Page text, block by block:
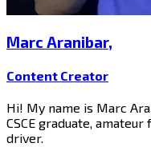
Marc Aranibar​​​​‌ ‍ ​‍​‍‌‍ ‌ ​‍‌‍‍‌‌‍‌ ‌‍‍‌‌‍ ‍​‍​‍​ ‍‍​‍​‍‌ ​ ‌‍​‌‌‍ ‍‌‍‍‌‌ ‌​‌ ‍‌​‍ ‍‌‍‍‌‌‍ ​‍​‍​‍ ​​‍​‍‌‍‍​‌ ​‍‌‍‌‌‌‍‌‍​‍​‍​ ‍‍​‍​‍​‍ ‌‍​‌‌‍‌​‌‍ ‌‌‍‍‌‌‍ ‍​‍ ‌‍‍‌‌‍ ‍‌ ‌​‌‍‌‌‌‍ ‍‌ ‌​​‍ ‌‍‌‌‌‍‌​‌‍‍‌‌ ‌​​‍ ‌‍ ‌‌‍ ‌‍‌​‌‍‌‌​ ‌‌ ​​‌ ​‍‌‍‌‌‌ ​ ‌‍‌‌‌‍ ‍‌ ‌​‌‍​‌‌ ‌​‌‍‍‌‌‍ ‌‍ ‍​ ‍ ‌‍‍‌‌‍‌​​ ‌‌‍‌​​ ‌ ​ ‍​​ ‌​‌‍​‌​ ​ ‌‍‌‍​ ​‍​‍ ‌‌‍​‌​ ‌‌‌‍​ ​ ​​​‍ ‌​ ‌​​ ​‌‌‍​‍​ ​‌​‍ ‌​ ‍‌​ ​​​ ‌‍‌‍​‍​‍ ‌‌‍​ ‌‍‌​‌‍​‍​ ‌‍‌‍​‍​ ‌ ​ ‌‌‌‍‌‍​ ‌ ‌‍​‌​ ​ ​ ‌ ​ ‍ ‌ ‌​‌ ‍‌‌ ​​‌‍‌‌​ ‌‌‍​‌‌ ‌‌‌ ‌​‌‍‍​‌‍ ‌ ​‍​ ‍ ‌ ​​‌‍​‌‌ ‌​‌‍‍​​ ‌‌‍ ‍‌‍​‌‌‍ ‌‌‍‌‌​ ‌‍​‍‌‍​‌‌ ​ ‌‍‌‌‌‌‌‌‌ ​‍‌‍ ​​ ‌​‍‌‌​ ​‍‌​‌‍‌‍​‌‌‍‌​‌‍ ‌‌‍‍‌‌‍ ‍​‍‌‍‌‍‍‌‌‍‌​​ ‌‌‍‌​​ ‌ ​ ‍​​ ‌​‌‍​‌​ ​ ‌‍‌‍​ ​‍​‍ ‌‌‍​‌​ ‌‌‌‍​ ​ ​​​‍ ‌​ ‌​​ ​‌‌‍​‍​ ​‌​‍ ‌​ ‍‌​ ​​​ ‌‍‌‍​‍​‍ ‌‌‍​ ‌‍‌​‌‍​‍​ ‌‍‌‍​‍​ ‌ ​ ‌‌‌‍‌‍​ ‌ ‌‍​‌​ ​ ​ ‌ ​‍‌‍‌ ‌​‌ ‍‌‌ ​​‌‍‌‌​ ‌‌‍​‌‌ ‌‌‌ ‌​‌‍‍​‌‍ ‌ ​‍​‍‌‍‌ ​​‌‍​‌‌ ‌​‌‍‍​​ ‌‌‍ ‍‌‍​‌‌‍ ‌‌‍‌‌​‍‌‍‌ ​​‌‍‌‌‌ ​‍‌ ​ ‌ ​​‌‍‌‌‌‍​ ‌ ‌​‌‍‍‌‌ ‌‍‌‍‌‌​ ‌‌ ​​‌ ‌‌‌‍​‍‌‍ ​‌‍‍‌‌ ​ ‌‍‍​‌‍‌‌‌‍‌​​‍​‍‌ ‌,
Content Creator​​​​‌ ‍ ​‍​‍‌‍ ‌ ​‍‌‍‍‌‌‍‌ ‌‍‍‌‌‍ ‍​‍​‍​ ‍‍​‍​‍‌ ​ ‌‍​‌‌‍ ‍‌‍‍‌‌ ‌​‌ ‍‌​‍ ‍‌‍‍‌‌‍ ​‍​‍​‍ ​​‍​‍‌‍‍​‌ ​‍‌‍‌‌‌‍‌‍​‍​‍​ ‍‍​‍​‍​‍ ‌‍​‌‌‍‌​‌‍ ‌‌‍‍‌‌‍ ‍​‍ ‌‍‍‌‌‍ ‍‌ ‌​‌‍‌‌‌‍ ‍‌ ‌​​‍ ‌‍‌‌‌‍‌​‌‍‍‌‌ ‌​​‍ ‌‍ ‌‌‍ ‌‍‌​‌‍‌‌​ ‌‌ ​​‌ ​‍‌‍‌‌‌ ​ ‌‍‌‌‌‍ ‍‌ ‌​‌‍​‌‌ ‌​‌‍‍‌‌‍ ‌‍ ‍​ ‍ ‌‍‍‌‌‍‌​​ ‌‌‍‌​​ ‌ ​ ‍​​ ‌​‌‍​‌​ ​ ‌‍‌‍​ ​‍​‍ ‌‌‍​‌​ ‌‌‌‍​ ​ ​​​‍ ‌​ ‌​​ ​‌‌‍​‍​ ​‌​‍ ‌​ ‍‌​ ​​​ ‌‍‌‍​‍​‍ ‌‌‍​ ‌‍‌​‌‍​‍​ ‌‍‌‍​‍​ ‌ ​ ‌‌‌‍‌‍​ ‌ ‌‍​‌​ ​ ​ ‌ ​ ‍ ‌ ‌​‌ ‍‌‌ ​​‌‍‌‌​ ‌‌‍​‌‌ ‌‌‌ ‌​‌‍‍​‌‍ ‌ ​‍​ ‍ ‌ ​​‌‍​‌‌ ‌​‌‍‍​​ ‌‌ ‌​‌‍‍‌‌ ‌​‌‍ ​‌‍‌‌​ ‌‍​‍‌‍​‌‌ ​ ‌‍‌‌‌‌‌‌‌ ​‍‌‍ ​​ ‌​‍‌‌​ ​‍‌​‌‍‌‍​‌‌‍‌​‌‍ ‌‌‍‍‌‌‍ ‍​‍‌‍‌‍‍‌‌‍‌​​ ‌‌‍‌​​ ‌ ​ ‍​​ ‌​‌‍​‌​ ​ ‌‍‌‍​ ​‍​‍ ‌‌‍​‌​ ‌‌‌‍​ ​ ​​​‍ ‌​ ‌​​ ​‌‌‍​‍​ ​‌​‍ ‌​ ‍‌​ ​​​ ‌‍‌‍​‍​‍ ‌‌‍​ ‌‍‌​‌‍​‍​ ‌‍‌‍​‍​ ‌ ​ ‌‌‌‍‌‍​ ‌ ‌‍​‌​ ​ ​ ‌ ​‍‌‍‌ ‌​‌ ‍‌‌ ​​‌‍‌‌​ ‌‌‍​‌‌ ‌‌‌ ‌​‌‍‍​‌‍ ‌ ​‍​‍‌‍‌ ​​‌‍​‌‌ ‌​‌‍‍​​ ‌‌ ‌​‌‍‍‌‌ ‌​‌‍ ​‌‍‌‌​‍‌‍‌ ​​‌‍‌‌‌ ​‍‌ ​ ‌ ​​‌‍‌‌‌‍​ ‌ ‌​‌‍‍‌‌ ‌‍‌‍‌‌​ ‌‌ ​​‌ ‌‌‌‍​‍‌‍ ​‌‍‍‌‌ ​ ‌‍‍​‌‍‌‌‌‍‌​​‍​‍‌ ‌
Hi! My name is Marc
CSCE graduate,
driver.